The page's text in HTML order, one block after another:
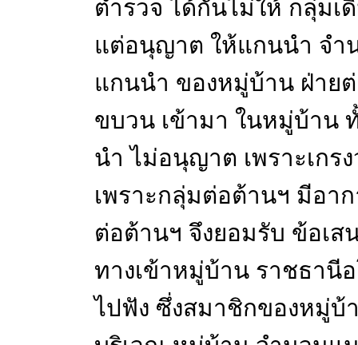
ตำรวจ ได้กันไม่ให้ กลุ่ม
แต่อนุญาต ให้แกนนำ จำ
แกนนำ ของหมู่บ้าน ฝ่าย
ขบวน เข้ามา ในหมู่บ้าน
นำ ไม่อนุญาต เพราะเกร
เพราะกลุ่มต่อต้านฯ มีอา
ต่อต้านฯ จึงยอมรับ ข้อเ
ทางเข้าหมู่บ้าน ราชธานี
ไปฟัง ซึ่งสมาชิกของหมู่บ้